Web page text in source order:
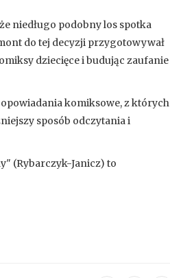
niedługo podobny los spotka
do tej decyzji przygotowywał
dziecięce i budując zaufanie
komiksowe, z których
sposób odczytania i
(Rybarczyk-Janicz) to